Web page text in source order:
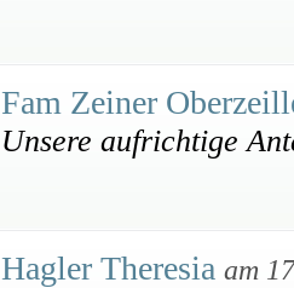
Fam Zeiner
Unsere aufrichtige
Hagler Theresia am